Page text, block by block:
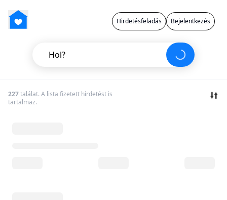
Hirdetésfeladás Bejelentkezés
Hol?
227találat. A lista fizetett hirdetést is
tartalmaz.